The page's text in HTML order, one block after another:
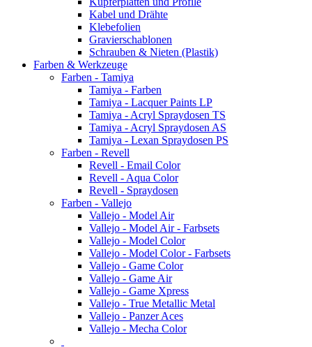
Kabel und Drähte
Klebefolien
Gravierschablonen
Schrauben & Nieten (Plastik)
Farben & Werkzeuge
Farben - Tamiya
Tamiya - Farben
Tamiya - Lacquer Paints LP
Tamiya - Acryl Spraydosen TS
Tamiya - Acryl Spraydosen AS
Tamiya - Lexan Spraydosen PS
Farben - Revell
Revell - Email Color
Revell - Aqua Color
Revell - Spraydosen
Farben - Vallejo
Vallejo - Model Air
Vallejo - Model Air - Farbsets
Vallejo - Model Color
Vallejo - Model Color - Farbsets
Vallejo - Game Color
Vallejo - Game Air
Vallejo - Game Xpress
Vallejo - True Metallic Metal
Vallejo - Panzer Aces
Vallejo - Mecha Color